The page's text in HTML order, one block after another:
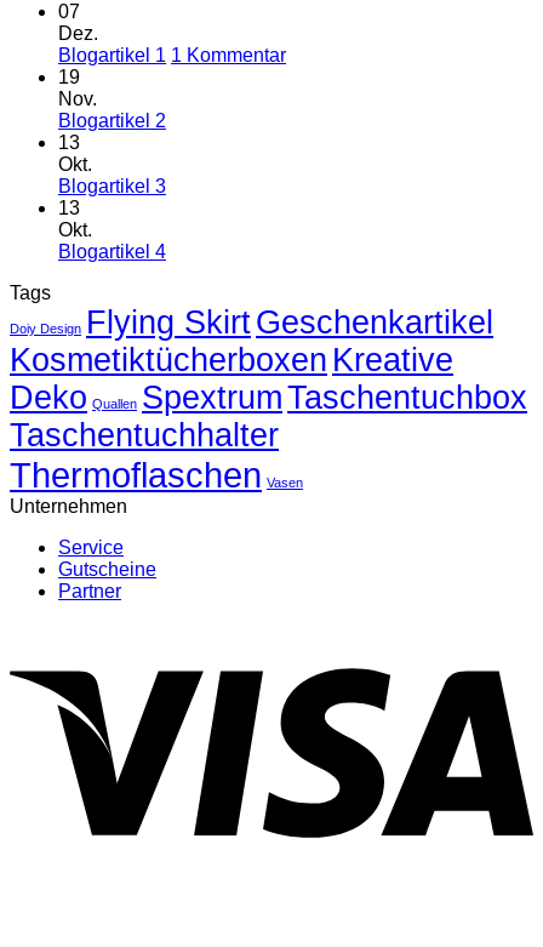
07
Dez.
Blogartikel 1 1 Kommentarzu
19
Nov.
Blogartikel 2
Blogartikel
13
Okt.
Blogartikel 3Keine
Blogartikel
13
Okt.
Blogartikel 4Keine
Blogartikel
4
Tags
Doiy Design Flying SkirtGeschenkartikel
Kosmetiktücherboxen Kreative
Deko Quallen SpextrumTaschentuchbox
Taschentuchhalter
Thermoflaschen Vasen
Unternehmen
Service
Gutscheine
Partner